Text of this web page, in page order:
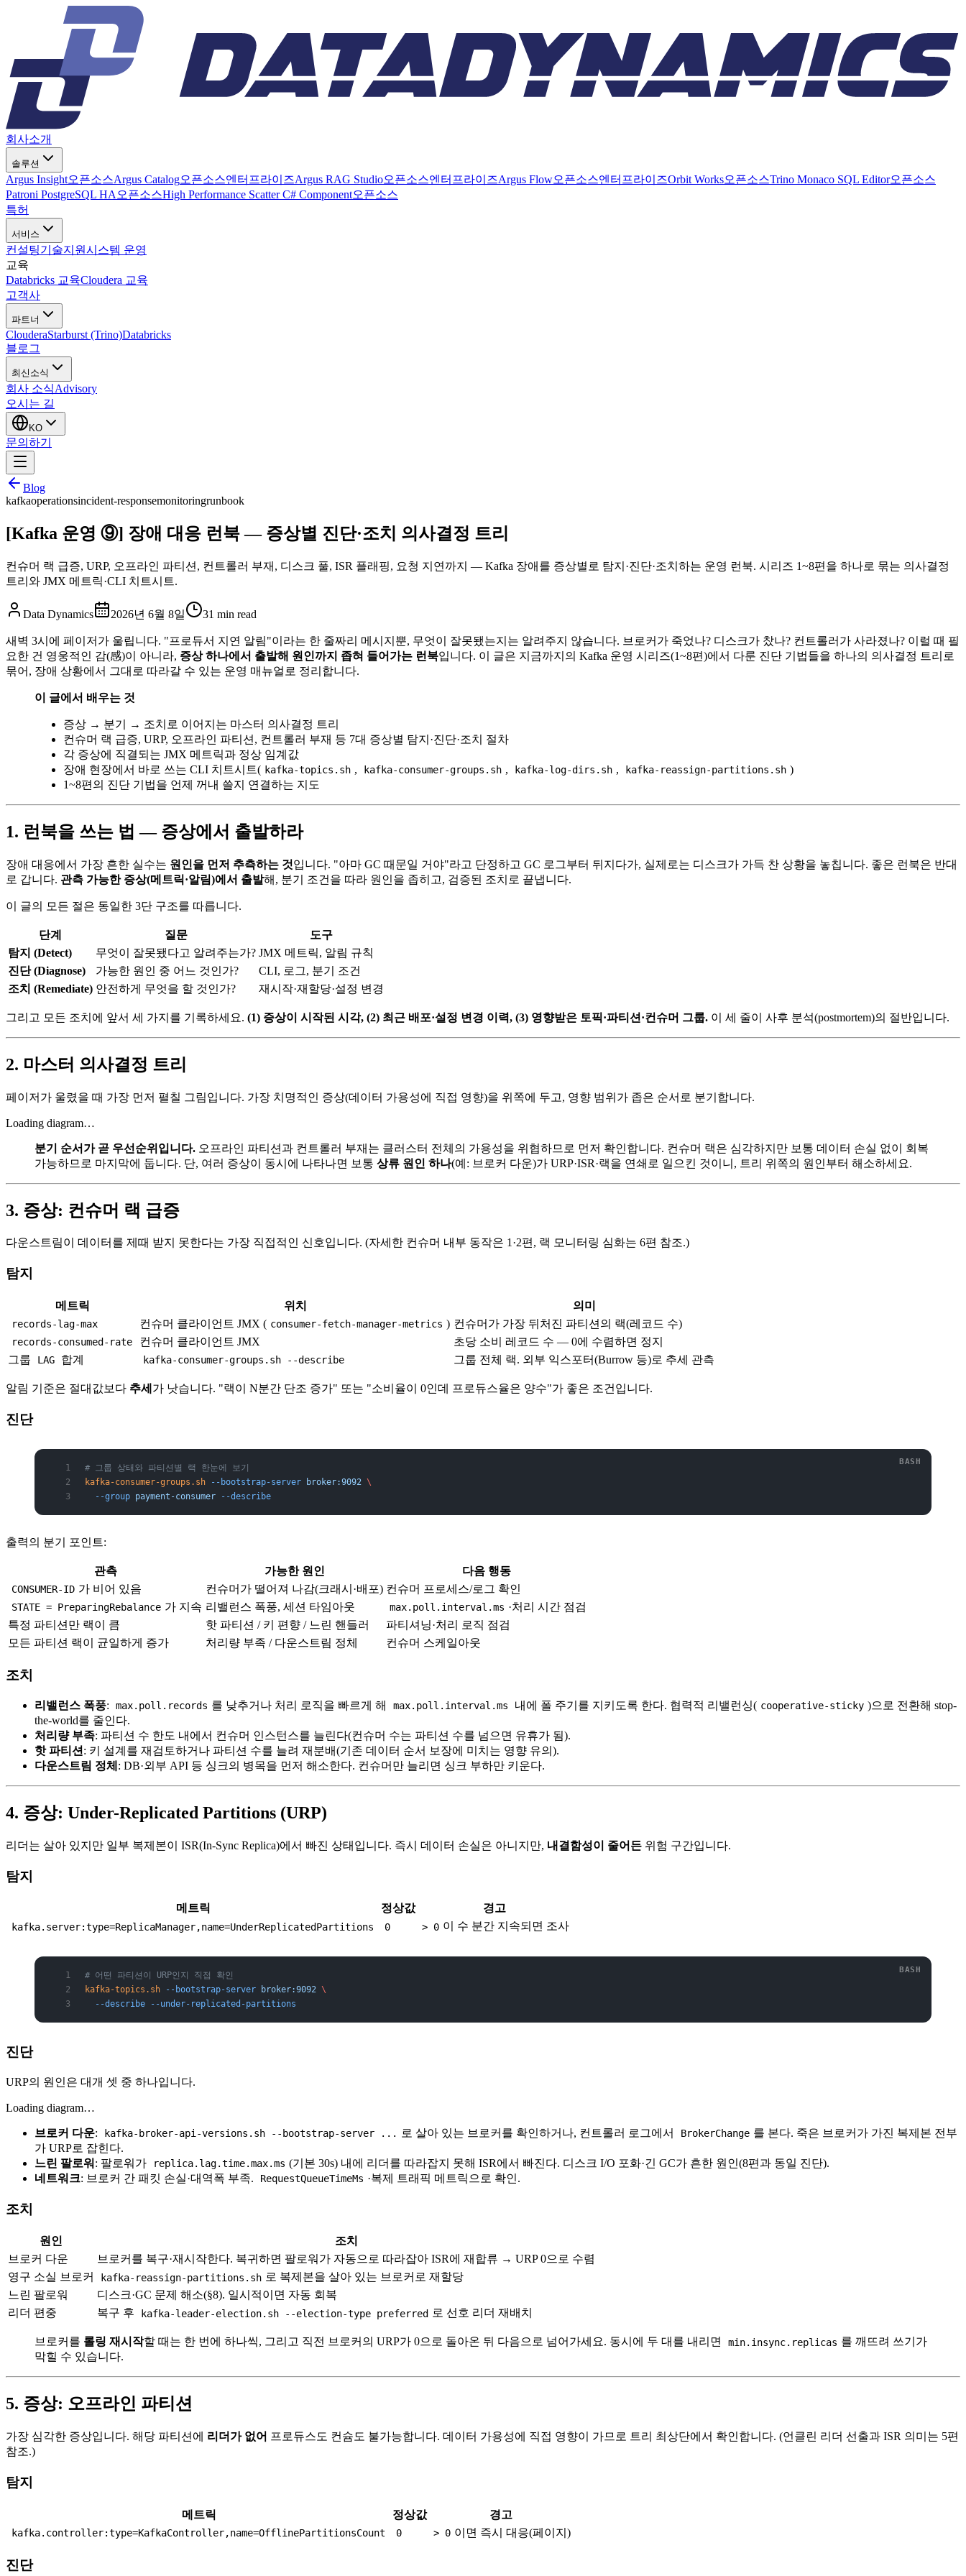
회사소개
솔루션
Argus Insight오픈소스Argus Catalog오픈소스엔터프라이즈Argus RAG Studio오픈소스엔터프라이즈Argus Flow오픈소스엔터프라이즈Orbit Works오픈소스Trino Monaco SQL Editor오픈소스
Patroni PostgreSQL HA 오픈소스High Performance Scatter C# Component오픈소스
특허
서비스
컨설팅기술지원시스템 운영
교육
Databricks 교육Cloudera 교육
고객사
파트너
ClouderaStarburst (Trino)Databricks
블로그
최신소식
회사 소식Advisory
오시는 길
KO
문의하기
Blog
kafkaoperationsincident-responsemonitoringrunbook
[Kafka 운영 ⑨] 장애 대응 런북 — 증상별 진단·조치 의사결정 트리
컨슈머 랙 급증, URP, 오프라인 파티션, 컨트롤러 부재, 디스크 풀, ISR 플래핑, 요청 지연까지 — Kafka 장애를 증상별로 탐지·진단·조치하는 운영 런북. 시리즈 1~8편을 하나로 묶는 의사결정
트리와 JMX 메트릭·CLI 치트시트.
Data Dynamics 2026년 6월 8일 31 min read
새벽 3시에 페이저가 울립니다. "프로듀서 지연 알림"이라는 한 줄짜리 메시지뿐, 무엇이 잘못됐는지는 알려주지 않습니다. 브로커가 죽었나? 디스크가 찼나? 컨트롤러가 사라졌나? 이럴 때 필
요한 건 영웅적인 감(感)이 아니라, 증상 하나에서 출발해 원인까지 좁혀 들어가는 런북입니다. 이 글은 지금까지의 Kafka 운영 시리즈(1~8편)에서 다룬 진단 기법들을 하나의 의사결정 트리로
묶어, 장애 상황에서 그대로 따라갈 수 있는 운영 매뉴얼로 정리합니다.
이 글에서 배우는 것
증상 → 분기 → 조치로 이어지는 마스터 의사결정 트리
컨슈머 랙 급증, URP, 오프라인 파티션, 컨트롤러 부재 등 7대 증상별 탐지·진단·조치 절차
각 증상에 직결되는 JMX 메트릭과 정상 임계값
장애 현장에서 바로 쓰는 CLI 치트시트( kafka-topics.sh , kafka-consumer-groups.sh , kafka-log-dirs.sh , kafka-reassign-partitions.sh )
1~8편의 진단 기법을 언제 꺼내 쓸지 연결하는 지도
1. 런북을 쓰는 법 — 증상에서 출발하라
장애 대응에서 가장 흔한 실수는 원인을 먼저 추측하는 것입니다. "아마 GC 때문일 거야"라고 단정하고 GC 로그부터 뒤지다가, 실제로는 디스크가 가득 찬 상황을 놓칩니다. 좋은 런북은 반대
로 갑니다. 관측 가능한 증상(메트릭·알림)에서 출발해, 분기 조건을 따라 원인을 좁히고, 검증된 조치로 끝냅니다.
이 글의 모든 절은 동일한 3단 구조를 따릅니다.
단계 질문
도구
탐지 (Detect)
무엇이 잘못됐다고 알려주는가? JMX 메트릭, 알림 규칙
진단 (Diagnose)
가능한 원인 중 어느 것인가?
CLI, 로그, 분기 조건
조치 (Remediate) 안전하게 무엇을 할 것인가? 재시작·재할당·설정 변경
그리고 모든 조치에 앞서 세 가지를 기록하세요. (1) 증상이 시작된 시각, (2) 최근 배포·설정 변경 이력, (3) 영향받은 토픽·파티션·컨슈머 그룹. 이 세 줄이 사후 분석(postmortem)의 절반입니다.
2. 마스터 의사결정 트리
페이저가 울렸을 때 가장 먼저 펼칠 그림입니다. 가장 치명적인 증상(데이터 가용성에 직접 영향)을 위쪽에 두고, 영향 범위가 좁은 순서로 분기합니다.
Loading diagram…
분기 순서가 곧 우선순위입니다. 오프라인 파티션과 컨트롤러 부재는 클러스터 전체의 가용성을 위협하므로 먼저 확인합니다. 컨슈머 랙은 심각하지만 보통 데이터 손실 없이 회복
가능하므로 마지막에 둡니다. 단, 여러 증상이 동시에 나타나면 보통 상류 원인 하나(예: 브로커 다운)가 URP·ISR·랙을 연쇄로 일으킨 것이니, 트리 위쪽의 원인부터 해소하세요.
3. 증상: 컨슈머 랙 급증
다운스트림이 데이터를 제때 받지 못한다는 가장 직접적인 신호입니다. (자세한 컨슈머 내부 동작은 1·2편, 랙 모니터링 심화는 6편 참조.)
탐지
메트릭 위치 의미
records-lag-max 컨슈머 클라이언트 JMX ( consumer-fetch-manager-metrics ) 컨슈머가 가장 뒤처진 파티션의 랙(레코드 수)
records-consumed-rate 컨슈머 클라이언트 JMX
초당 소비 레코드 수 — 0에 수렴하면 정지
그룹
LAG 합계 kafka-consumer-groups.sh --describe 그룹 전체 랙. 외부 익스포터(Burrow 등)로 추세 관측
알림 기준은 절대값보다 추세 가 낫습니다. "랙이 N분간 단조 증가" 또는 "소비율이 0인데 프로듀스율은 양수"가 좋은 조건입니다.
진단
# 그룹 상태와 파티션별 랙 한눈에 보기
kafka-consumer-groups.sh --bootstrap-server broker:9092 \
  --group
payment-consumer --describe
출력의 분기 포인트:
관측 가능한 원인 다음 행동
CONSUMER-ID 가 비어 있음 컨슈머가 떨어져 나감(크래시·배포) 컨슈머 프로세스/로그 확인
STATE = PreparingRebalance 가 지속 리밸런스 폭풍, 세션 타임아웃 max.poll.interval.ms ·처리 시간 점검
특정 파티션만 랙이 큼
핫 파티션 / 키 편향 / 느린 핸들러
파티셔닝·처리 로직 점검
모든 파티션 랙이 균일하게 증가
처리량 부족 / 다운스트림 정체 컨슈머 스케일아웃
조치
리밸런스 폭풍: max.poll.records 를 낮추거나 처리 로직을 빠르게 해 max.poll.interval.ms 내에 폴 주기를 지키도록 한다. 협력적 리밸런싱( cooperative-sticky )으로 전환해 stop-
the-world를 줄인다.
처리량 부족: 파티션 수 한도 내에서 컨슈머 인스턴스를 늘린다(컨슈머 수는 파티션 수를 넘으면 유휴가 됨).
핫 파티션 : 키 설계를 재검토하거나 파티션 수를 늘려 재분배(기존 데이터 순서 보장에 미치는 영향 유의).
다운스트림 정체 : DB·외부 API 등 싱크의 병목을 먼저 해소한다. 컨슈머만 늘리면 싱크 부하만 키운다.
4. 증상: Under-Replicated Partitions (URP)
리더는 살아 있지만 일부 복제본이 ISR(In-Sync Replica)에서 빠진 상태입니다. 즉시 데이터 손실은 아니지만, 내결함성이 줄어든 위험 구간입니다.
탐지
메트릭 정상값 경고
kafka.server:type=ReplicaManager,name=UnderReplicatedPartitions 0 > 0 이 수 분간 지속되면 조사
# 어떤 파티션이 URP인지 직접 확인
kafka-topics.sh --bootstrap-server broker:9092 \
  --describe
--under-replicated-partitions
진단
URP의 원인은 대개 셋 중 하나입니다.
Loading diagram…
브로커 다운: kafka-broker-api-versions.sh --bootstrap-server ... 로 살아 있는 브로커를 확인하거나, 컨트롤러 로그에서 BrokerChange 를 본다. 죽은 브로커가 가진 복제본 전부
가 URP로 잡힌다.
느린 팔로워 : 팔로워가 replica.lag.time.max.ms (기본 30s) 내에 리더를 따라잡지 못해 ISR에서 빠진다. 디스크 I/O 포화·긴 GC가 흔한 원인(8편과 동일 진단).
네트워크: 브로커 간 패킷 손실·대역폭 부족. RequestQueueTimeMs ·복제 트래픽 메트릭으로 확인.
조치
원인
조치
브로커 다운
브로커를 복구·재시작한다. 복귀하면 팔로워가 자동으로 따라잡아 ISR에 재합류 → URP 0으로 수렴
영구 소실 브로커
kafka-reassign-partitions.sh 로 복제본을 살아 있는 브로커로 재할당
느린 팔로워
디스크·GC 문제 해소(§8). 일시적이면 자동 회복
리더 편중
복구 후 kafka-leader-election.sh --election-type preferred 로 선호 리더 재배치
브로커를 롤링 재시작할 때는 한 번에 하나씩, 그리고 직전 브로커의 URP가 0으로 돌아온 뒤 다음으로 넘어가세요. 동시에 두 대를 내리면 min.insync.replicas 를 깨뜨려 쓰기가
막힐 수 있습니다.
5. 증상: 오프라인 파티션
가장 심각한 증상입니다. 해당 파티션에 리더가 없어 프로듀스도 컨슘도 불가능합니다. 데이터 가용성에 직접 영향이 가므로 트리 최상단에서 확인합니다. (언클린 리더 선출과 ISR 의미는 5편
참조.)
탐지
메트릭 정상값 경고
kafka.controller:type=KafkaController,name=OfflinePartitionsCount 0 > 0 이면 즉시 대응(페이지)
진단